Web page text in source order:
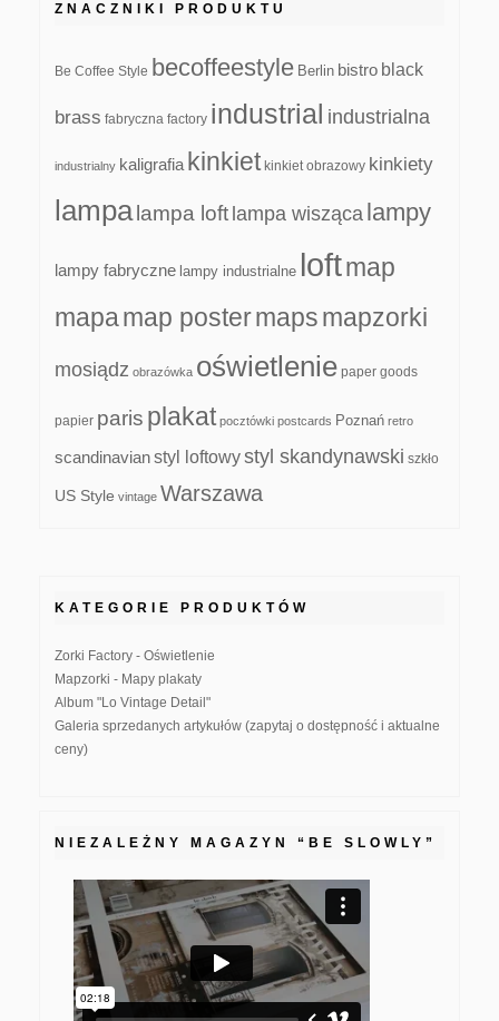
ZNACZNIKI PRODUKTU
Be Coffee Style becoffeestyle Berlin bistro black
brass fabryczna factory industrial industrialna
industrialny kaligrafia kinkiet kinkiet obrazowy kinkiety
lampa lampa loft lampa wisząca lampy
lampy fabryczne lampy industrialne loftmap
mapamap postermapsmapzorki
mosiądz obrazówka oświetlenie paper goods
papier paris plakat pocztówki postcards Poznań retro
scandinavianstyl loftowystyl skandynawski szkło
US Style vintage Warszawa
KATEGORIE PRODUKTÓW
Zorki Factory - Oświetlenie
Mapzorki - Mapy plakaty
Album "Lo Vintage Detail"
Galeria sprzedanych artykułów (zapytaj o dostępność i aktualne
ceny)
NIEZALEŻNY MAGAZYN “BE SLOWLY”